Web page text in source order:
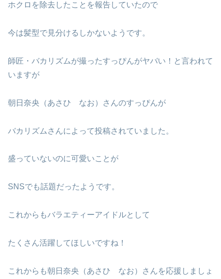
ホクロを除去したことを報告していたので
今は髪型で見分けるしかないようです。
師匠・バカリズムが撮ったすっぴんがヤバい！と言われて
いますが
朝日奈央（あさひ なお）さんのすっぴんが
バカリズムさんによって投稿されていました。
盛っていないのに可愛いことが
SNSでも話題だったようです。
これからもバラエティーアイドルとして
たくさん活躍してほしいですね！
これからも朝日奈央（あさひ なお）さんを応援しましょ